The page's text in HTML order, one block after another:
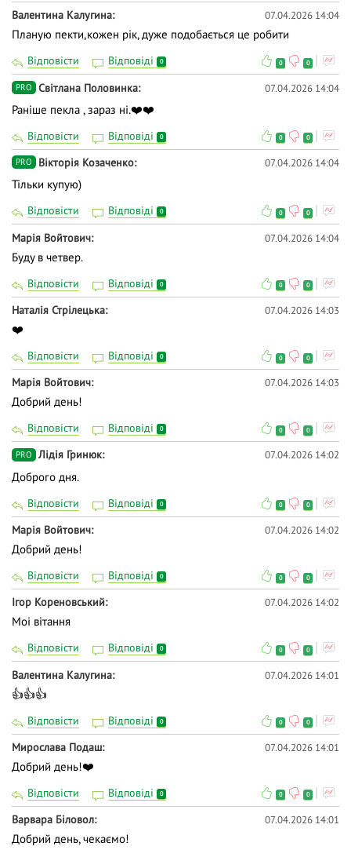
Валентина Калугина 07.04.2026 14:04
Планую пекти,кожен рік, дуже подобається це робити
Відповісти Відповіді 0 0 0
PRO Світлана Половинка 07.04.2026 14:04
Раніше пекла , зараз ні.❤️❤️
Відповісти Відповіді 0 0 0
PRO Вікторія Козаченко 07.04.2026 14:04
Тільки купую)
Відповісти Відповіді 0 0 0
Марія Войтович 07.04.2026 14:04
Буду в четвер.
Відповісти Відповіді 0 0 0
Наталія Стрілецька 07.04.2026 14:03
❤️
Відповісти Відповіді 0 0 0
Марія Войтович 07.04.2026 14:03
Добрий день!
Відповісти Відповіді 0 0 0
PRO Лідія Гринюк 07.04.2026 14:02
Доброго дня.
Відповісти Відповіді 0 0 0
Марія Войтович 07.04.2026 14:02
Добрий день!
Відповісти Відповіді 0 0 0
Ігор Кореновський 07.04.2026 14:02
Моi вiтання
Відповісти Відповіді 0 0 0
Валентина Калугина 07.04.2026 14:01
👍👍👍
Відповісти Відповіді 0 0 0
Мирослава Подаш 07.04.2026 14:01
Добрий день!❤️
Відповісти Відповіді 0 0 0
Варвара Біловол 07.04.2026 14:01
Добрий день, чекаємо!